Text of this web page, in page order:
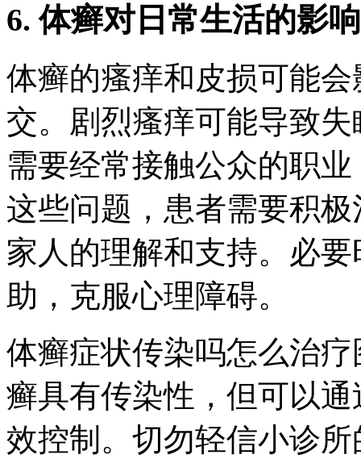
6. 体癣对日常生活的影
体癣的瘙痒和皮损可能
交。剧烈瘙痒可能导致
需要经常接触公众的职
这些问题，患者需要积
家人的理解和支持。必
助，克服心理障碍。
体癣症状传染吗怎么治
癣具有传染性，但可以
效控制。切勿轻信小诊